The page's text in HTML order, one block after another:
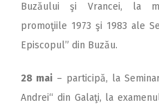
Buzăului şi Vrancei, la
promoţiile 1973 şi 1983 ale
Episcopul” din Buzău.
28 mai – participă, la
Andrei“ din Galaţi, la